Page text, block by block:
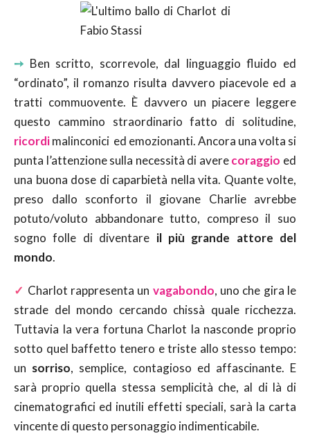
➙ Ben scritto, scorrevole, dal linguaggio fluido ed
“ordinato”, il romanzo risulta davvero piacevole ed a
tratti commuovente. È davvero un piacere leggere
questo cammino straordinario fatto di solitudine,
ricordimalinconici ed emozionanti. Ancora una volta si
punta l’attenzione sulla necessità di averecoraggio ed
una buona dose di caparbietà nella vita. Quante volte,
preso dallo sconforto il giovane Charlie avrebbe
potuto/voluto abbandonare tutto, compreso il suo
sogno folle di diventare il più grande attore del
mondo.
✓ Charlot rappresenta un vagabondo, uno che gira le
strade del mondo cercando chissà quale ricchezza.
Tuttavia la vera fortuna Charlot la nasconde proprio
sotto quel baffetto tenero e triste allo stesso tempo:
un sorriso, semplice, contagioso ed affascinante. E
sarà proprio quella stessa semplicità che, al di là di
cinematografici ed inutili effetti speciali, sarà la carta
vincente di questo personaggio indimenticabile.